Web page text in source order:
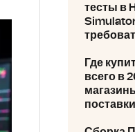
тесты в
Где
всего в